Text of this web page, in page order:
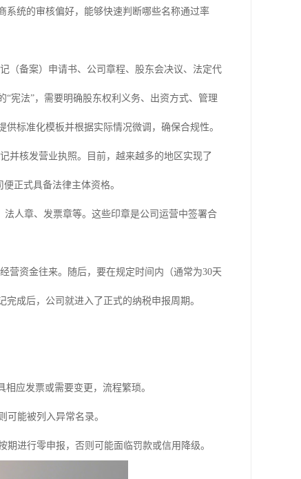
系统的审核偏好，能够快速判断哪些名称通过率
（备案）申请书、公司章程、股东会决议、法定代
宪法”，需要明确股东权利义务、出资方式、管理
标准化模板并根据实际情况微调，确保合规性。
并核发营业执照。目前，越来越多的地区实现了
正式具备法律主体资格。
人章、发票章等。这些印章是公司运营中签署合
营资金往来。随后，要在规定时间内（通常为30天
成后，公司就进入了正式的纳税申报周期。
应发票或需要变更，流程繁琐。
可能被列入异常名录。
进行零申报，否则可能面临罚款或信用降级。